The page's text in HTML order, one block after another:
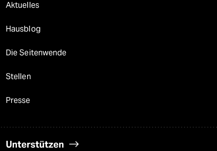
Aktuelles
Hausblog
Die Seitenwende
Stellen
Presse
Unterstützen